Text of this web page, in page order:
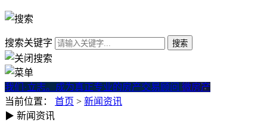
搜索关键字
我们·立志。成为真正专业的房产交易顾问 微房产
当前位置： 首页 > 新闻资讯
▶ 新闻资讯